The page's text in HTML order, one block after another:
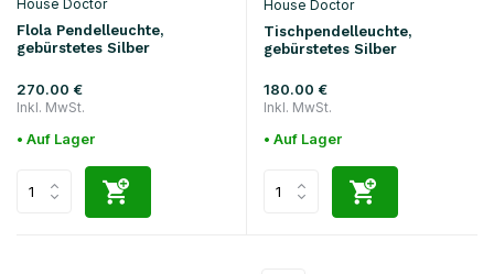
House Doctor
Flola Pendelleuchte,
gebürstetes Silber
270.00 €
Inkl. MwSt.
• Auf Lager
House Doctor
Tischpendelleuchte,
gebürstetes Silber
180.00 €
Inkl. MwSt.
• Auf Lager